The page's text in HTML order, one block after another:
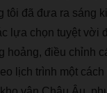
tôi đã đưa ra sáng ki
c l ựa chọn tuyệt vời
hoảng, điều chỉnh c
l ịch trình một cách